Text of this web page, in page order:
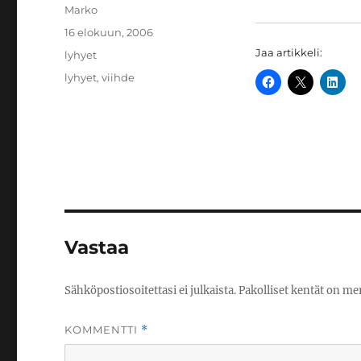
Jaa artikkeli:
Kirjoittaja
Marko
Julkaistu
16 elokuun, 2006
Kategoriat
lyhyet
Avainsanat
lyhyet,viihde
Vastaa
Sähköpostiosoitettasi ei julkaista.Pakolliset kentät on
KOMMENTTI *